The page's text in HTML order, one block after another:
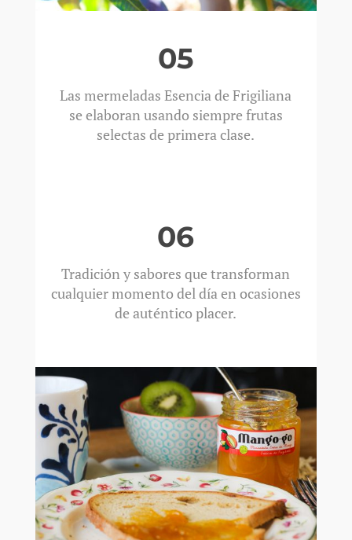
05
Las mermeladas Esencia de Frigiliana
se elaboran usando siempre frutas
selectas de primera clase.
06
Tradición y sabores que transforman
cualquier momento del día en ocasiones
de auténtico placer.